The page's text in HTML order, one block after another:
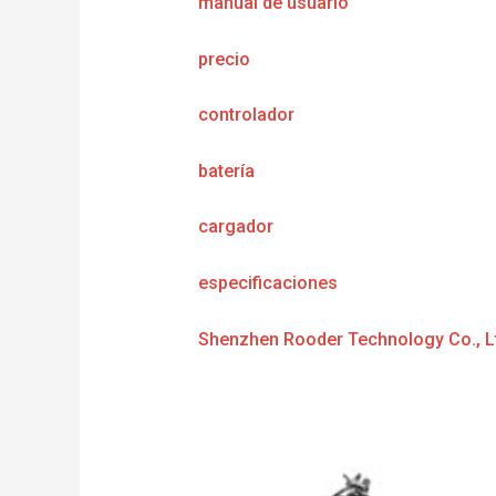
precio
controlador
batería
cargador
especificaciones
Shenzhen Rooder Technology Co.,